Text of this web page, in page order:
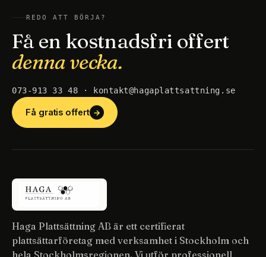
REDO ATT BÖRJA?
Få en kostnadsfri offert
denna vecka.
073-913 33 48 · kontakt@hagaplattsattning.se
Få gratis offert →
Haga Plattsättning AB är ett certifierat
plattsättarföretag med verksamhet i Stockholm och
hela Stockholmsregionen. Vi utför professionell